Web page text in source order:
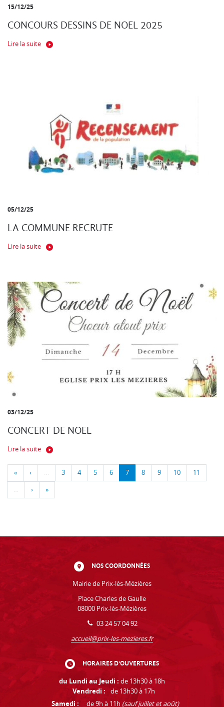
15/12/25
CONCOURS DESSINS DE NOEL 2025
Lire la suite
05/12/25
LA COMMUNE RECRUTE
Lire la suite
03/12/25
CONCERT DE NOEL
Lire la suite
« ‹ … 3 4 5 6 7 8 9 10 11
… › »
NOS COORDONNÉES
Mairie de Prix-lès-Mézières
Place Charles de Gaulle
08000 Prix-lès-Mézières
03 24 57 04 92
accueil@prix-les-mezieres.fr
HORAIRES D'OUVERTURES
du Lundi au Jeudi : de 13h30 à 18h
Vendredi :
de 13h30 à 17h
Samedi :
de 9h à 11h (sauf juillet et août)